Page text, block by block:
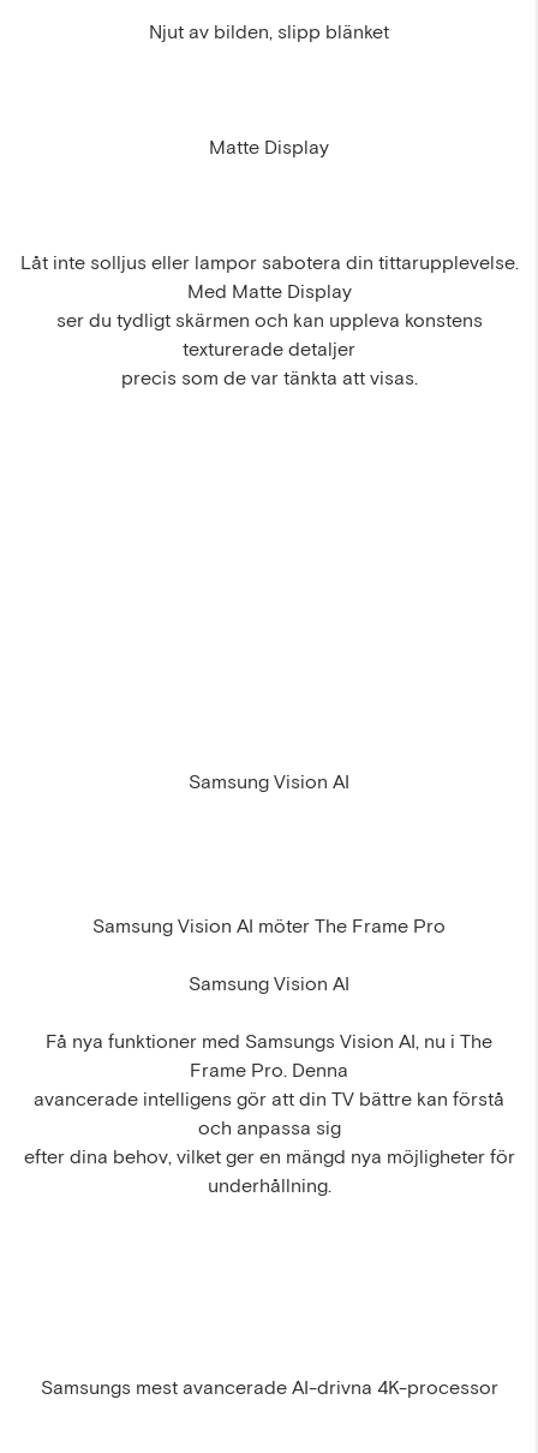
Njut av bilden, slipp blänket
Matte Display
Låt inte solljus eller lampor sabotera din tittarupplevelse.
Med Matte Display
ser du tydligt skärmen och kan uppleva konstens
texturerade detaljer
precis som de var tänkta att visas.
Samsung Vision AI
Samsung Vision AI möter The Frame Pro
Samsung Vision AI
Få nya funktioner med Samsungs Vision AI, nu i The
Frame Pro. Denna
avancerade intelligens gör att din TV bättre kan förstå
och anpassa sig
efter dina behov, vilket ger en mängd nya möjligheter för
underhållning.
Samsungs mest avancerade AI-drivna 4K-processor